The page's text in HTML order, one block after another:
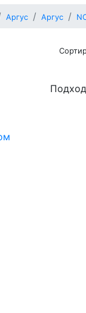
Аргус Аргус